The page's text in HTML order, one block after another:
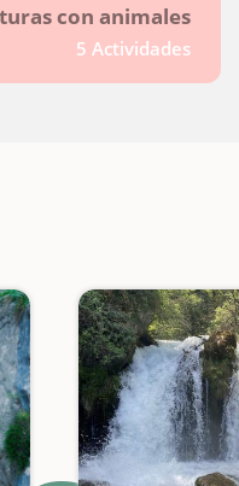
con animales
5 Actividades